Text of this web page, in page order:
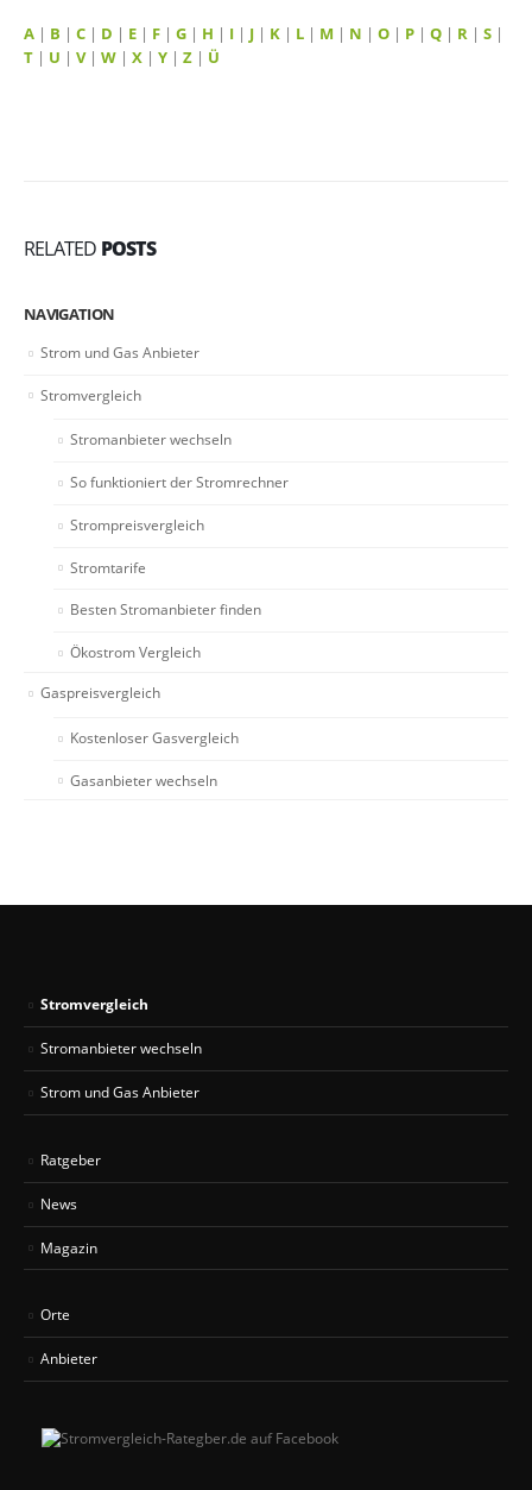
A | B | C | D | E | F | G | H | I | J | K | L | M | N | O | P | Q | R | S |
T | U | V| W | X | Y | Z | Ü
RELATED POSTS
NAVIGATION
Strom und Gas Anbieter
Stromvergleich
Stromanbieter wechseln
So funktioniert der Stromrechner
Strompreisvergleich
Stromtarife
Besten Stromanbieter finden
Ökostrom Vergleich
Gaspreisvergleich
Kostenloser Gasvergleich
Gasanbieter wechseln
Stromvergleich
Stromanbieter wechseln
Strom und Gas Anbieter
Ratgeber
News
Magazin
Orte
Anbieter